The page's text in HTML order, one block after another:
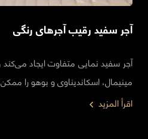
آجر سفید رقیب آجرهای رنگی
آجر سفید نمایی متفاوت ایجاد
مینیمال، اسکاندیناوی و بوهو را
اقرأ المزيد